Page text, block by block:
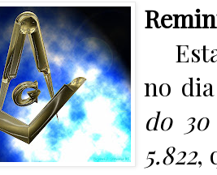
no
do
5.822,